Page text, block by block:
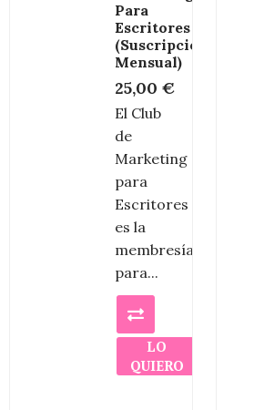
Para
Escritores
(Suscripción
Mensual)
25,00 €
El Club
de
Marketing
para
Escritores
es la
membresía
para...
LO
QUIERO